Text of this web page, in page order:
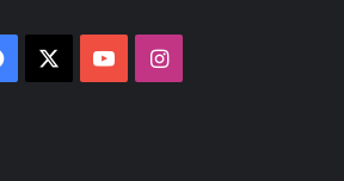
Facebook YouTubeInstagram